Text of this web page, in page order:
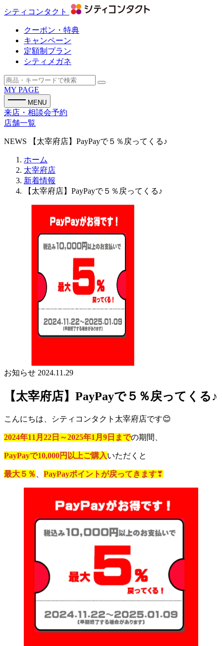
シティコンタクト
クーポン・特典
キャンペーン
定額制プラン
シティメガネ
MY PAGE
MENU
来店・相談会予約
店舗一覧
NEWS 【太宰府店】PayPayで５％戻ってくる♪
ホーム
太宰府店
新着情報
【太宰府店】PayPayで５％戻ってくる♪
お知らせ 2024.11.29
【太宰府店】PayPayで５％戻ってくる♪
こんにちは、シティコンタクト太宰府店です😊
2024年11月22日～2025年1月9日までの期間、
PayPayで10,000円以上ご購入いただくと
最大５％ PayPayポイントが戻ってきます❣